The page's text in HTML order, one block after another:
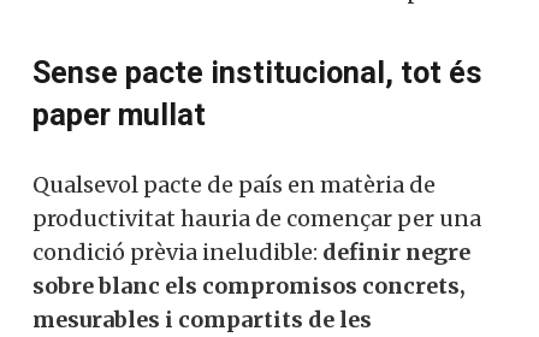
Sense pacte institucional, tot és
paper mullat
Qualsevol pacte de país en matèria de
productivitat hauria de començar per una
condició prèvia ineludible: definir negre
sobre blanc els compromisos concrets,
mesurables i compartits de les